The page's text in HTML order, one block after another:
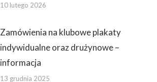
10 lutego 2026
Zamówienia na klubowe plakaty
indywidualne oraz drużynowe –
informacja
13 grudnia 2025